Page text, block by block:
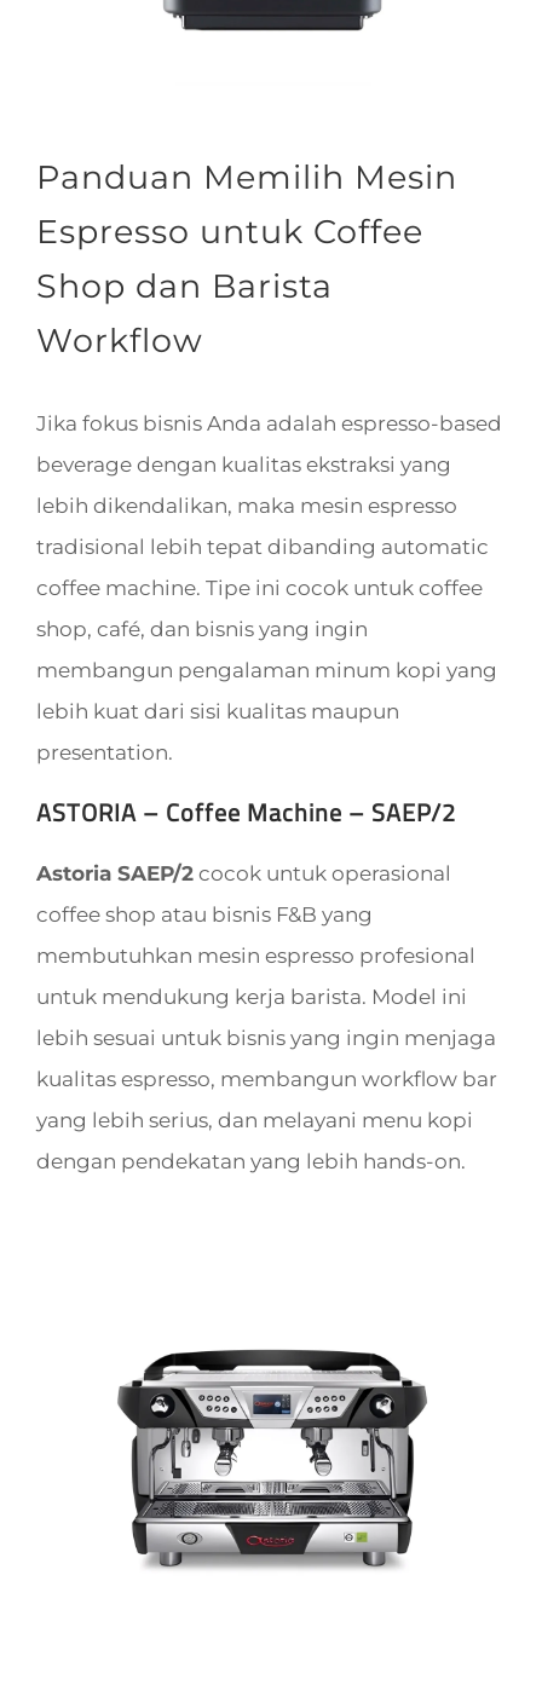
Panduan Memilih Mesin
Espresso untuk Coffee
Shop dan Barista
Workflow
Jika fokus bisnis Anda adalah espresso-based
beverage dengan kualitas ekstraksi yang
lebih dikendalikan, maka mesin espresso
tradisional lebih tepat dibanding automatic
coffee machine. Tipe ini cocok untuk coffee
shop, café, dan bisnis yang ingin
membangun pengalaman minum kopi yang
lebih kuat dari sisi kualitas maupun
presentation.
ASTORIA – Coffee Machine – SAEP/2
Astoria SAEP/2cocok untuk operasional
coffee shop atau bisnis F&B yang
membutuhkan mesin espresso profesional
untuk mendukung kerja barista. Model ini
lebih sesuai untuk bisnis yang ingin menjaga
kualitas espresso, membangun workflow bar
yang lebih serius, dan melayani menu kopi
dengan pendekatan yang lebih hands-on.